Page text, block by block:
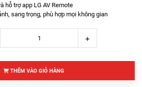
hỗ trợ app LG AV Remote
sang trọng, phù hợp mọi không gian
THÊM VÀO GIỎ HÀNG